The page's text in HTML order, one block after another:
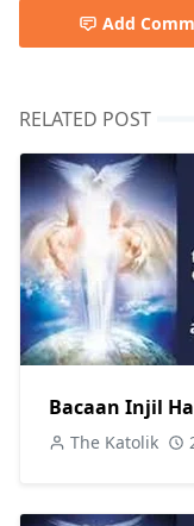
Add
RELATED POST
Bacaan Injil
The Katolik